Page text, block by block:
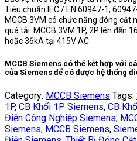
Tiêu chuẩn IEC / EN 60947-1,
MCCB 3VM có chức năng đóng cắt
quá tải. MCCB 3VM 1P, 2P lên đến
hoặc 36kA tại 415V AC
MCCB Siemens có thể kết hợp với
của Siemens để có được hệ thống
Category: MCCB Siemens Tags:
1P, CB Khối 1P Siemens, CB
Điện Công Nghiệp Siemens,
Siemens, MCCB Siemens,